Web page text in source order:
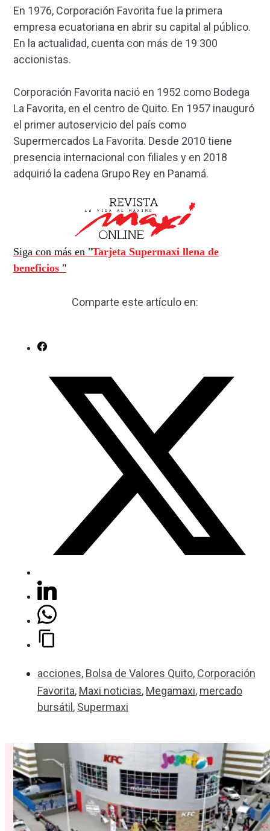
En 1976, Corporación Favorita fue la primera
empresa ecuatoriana en abrir su capital al público.
En la actualidad, cuenta con más de 19 300
accionistas.
Corporación Favorita nació en 1952 como Bodega
La Favorita, en el centro de Quito. En 1957 inauguró
el primer autoservicio del país como
Supermercados La Favorita. Desde 2010 tiene
presencia internacional con filiales y en 2018
adquirió la cadena Grupo Rey en Panamá.
Siga con más en "Tarjeta Supermaxi llena de
beneficios "
Comparte este artículo en:
acciones, Bolsa de Valores Quito, Corporación
Favorita, Maxi noticias, Megamaxi, mercado
bursátil , Supermaxi